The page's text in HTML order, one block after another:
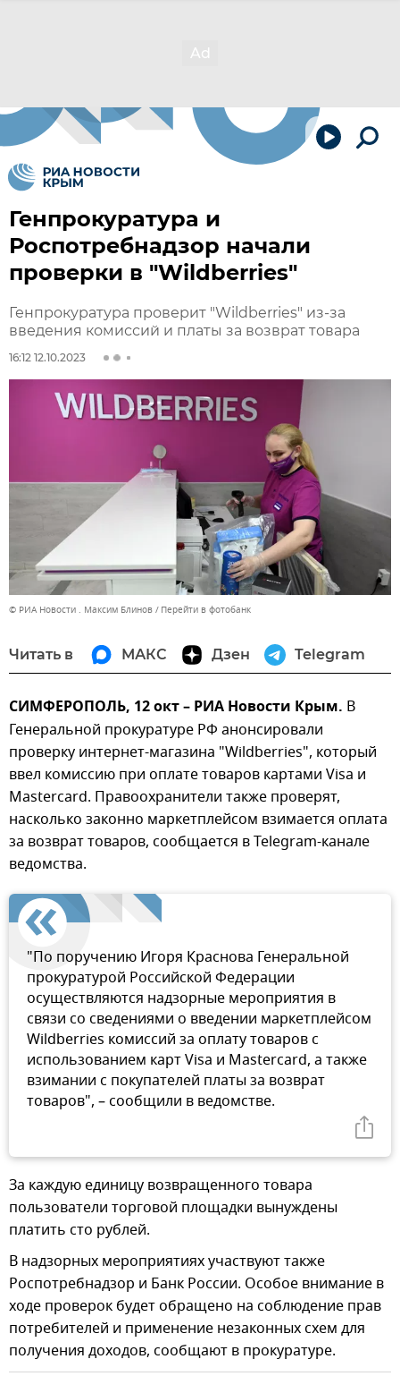
Генпрокуратура и
Роспотребнадзор начали
проверки в "Wildberries"
Генпрокуратура проверит "Wildberries" из-за
введения комиссий и платы за возврат товара
16:12 12.10.2023
© РИА Новости . Максим Блинов Перейти в фотобанк
Читать в МАКС Дзен Telegram
СИМФЕРОПОЛЬ, 12 окт – РИА Новости Крым. В
Генеральной прокуратуре РФ анонсировали
проверку интернет-магазина "Wildberries", который
ввел комиссию при оплате товаров картами Visa и
Mastercard. Правоохранители также проверят,
насколько законно маркетплейсом взимается оплата
за возврат товаров, сообщается в Telegram-канале
ведомства.
"По поручению Игоря Краснова Генеральной
прокуратурой Российской Федерации
осуществляются надзорные мероприятия в
связи со сведениями о введении маркетплейсом
Wildberries комиссий за оплату товаров с
использованием карт Visa и Mastercard, а также
взимании с покупателей платы за возврат
товаров", – сообщили в ведомстве.
За каждую единицу возвращенного товара
пользователи торговой площадки вынуждены
платить сто рублей.
В надзорных мероприятиях участвуют также
Роспотребнадзор и Банк России. Особое внимание в
ходе проверок будет обращено на соблюдение прав
потребителей и применение незаконных схем для
получения доходов, сообщают в прокуратуре.